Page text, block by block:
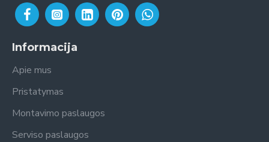
Informacija
Apie mus
Pristatymas
Montavimo paslaugos
Serviso paslaugos